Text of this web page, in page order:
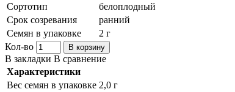
Сортотип
белоплодный
Срок созревания
ранний
Семян в упаковке
2 г
Кол-во
В корзину
В закладки В сравнение
Характеристики
Вес семян в упаковке 2,0 г